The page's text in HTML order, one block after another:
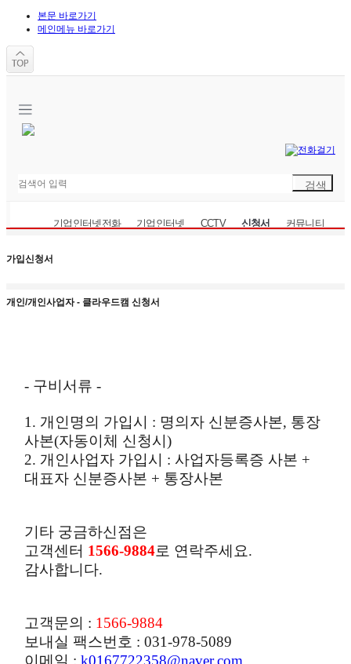
본문 바로가기
메인메뉴 바로가기
기업인터넷전화 기업인터넷 CCTV 신청서 커뮤니티
가입신청서
개인/개인사업자 - 클라우드캠 신청서
- 구비서류 -
1. 개인명의 가입시 : 명의자 신분증사본, 통장
사본(자동이체 신청시)
2. 개인사업자 가입시 : 사업자등록증 사본 +
대표자 신분증사본 + 통장사본
기타 궁금하신점은
고객센터 1566-9884로 연락주세요.
감사합니다.
고객문의 : 1566-9884
보내실 팩스번호 : 031-978-5089
이메일 : k0167722358@naver.com